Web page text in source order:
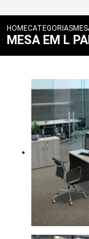
HOMECATEGORIAS
MESA EM L